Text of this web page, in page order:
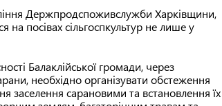
Держпродспоживслужби Харківщини,
посівах сільгоспкультур не лише у
Балаклійської громади, через
необхідно організувати обстеження
заселення сарановими та встановлення їх